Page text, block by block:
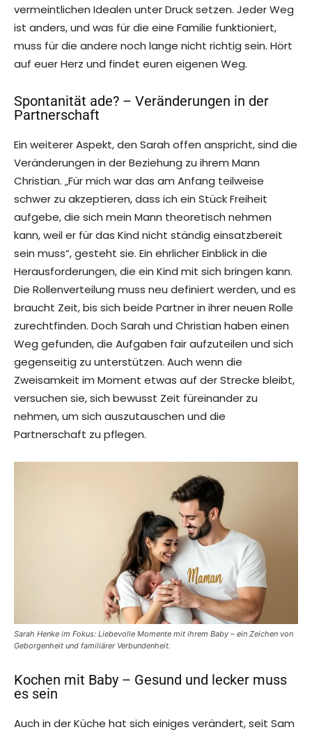
vermeintlichen Idealen unter Druck setzen. Jeder Weg
ist anders, und was für die eine Familie funktioniert,
muss für die andere noch lange nicht richtig sein. Hört
auf euer Herz und findet euren eigenen Weg.
Spontanität ade? – Veränderungen in der
Partnerschaft
Ein weiterer Aspekt, den Sarah offen anspricht, sind die
Veränderungen in der Beziehung zu ihrem Mann
Christian. „Für mich war das am Anfang teilweise
schwer zu akzeptieren, dass ich ein Stück Freiheit
aufgebe, die sich mein Mann theoretisch nehmen
kann, weil er für das Kind nicht ständig einsatzbereit
sein muss“, gesteht sie. Ein ehrlicher Einblick in die
Herausforderungen, die ein Kind mit sich bringen kann.
Die Rollenverteilung muss neu definiert werden, und es
braucht Zeit, bis sich beide Partner in ihrer neuen Rolle
zurechtfinden. Doch Sarah und Christian haben einen
Weg gefunden, die Aufgaben fair aufzuteilen und sich
gegenseitig zu unterstützen. Auch wenn die
Zweisamkeit im Moment etwas auf der Strecke bleibt,
versuchen sie, sich bewusst Zeit füreinander zu
nehmen, um sich auszutauschen und die
Partnerschaft zu pflegen.
Sarah Henke im Fokus: Liebevolle Momente mit ihrem Baby – ein Zeichen von
Geborgenheit und familiärer Verbundenheit.
Kochen mit Baby – Gesund und lecker muss
es sein
Auch in der Küche hat sich einiges verändert, seit Sam